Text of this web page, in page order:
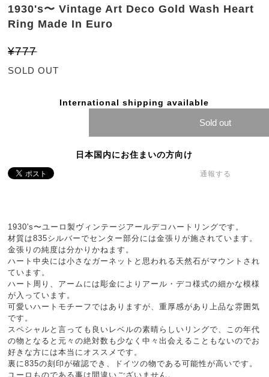
1930's〜 Vintage Art Deco Gold Wash Heart
Ring Made In Euro
¥777
SOLD OUT
International shipping available
Sold out
日本国内にお住まいの方向け
通報する
1930's〜ユーロ製ヴィンテージアールデコハートリングです。
材質は835シルバーでセンター部分には金張りが施されています。
金張りの純度は分かりかねます。
ハート中央には小さなガーネットと思われる天然石がマウントされ
ています。
ハート周り、アームには彫金によりアール・デコ様式の細かな模様
が入っています。
可愛いハートモチーフではありますが、重厚感があり上品な雰囲気
です。
スペシャルと言っても良いレベルの素晴らしいリングで、この年代
の物となると元々の絶対数も少なく中々出会えることもないのでお
好きな方には本当にオススメです。
裏に835の刻印が確認でき、ドイツの物である可能性が高いです。
ユーロものである事は間違いございません。